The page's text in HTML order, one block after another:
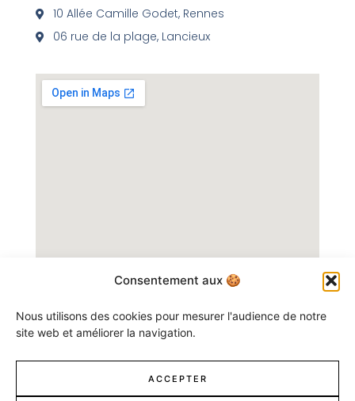
Consentement aux 🍪
Nous utilisons des cookies pour mesurer l'audience de notre
site web et améliorer la navigation.
ACCEPTER
10 Allée Camille Godet, Rennes
06 rue de la plage, Lancieux